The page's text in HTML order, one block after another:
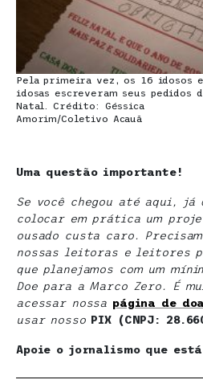
Pela primeira vez, os 16 idosos e
idosas escreveram seus pedidos
Natal. Crédito: Géssica
Amorim/Coletivo Acauã
Uma questão importante!
Se você chegou até aqui, já
colocar em prática um
ousado custa caro.
nossas leitoras e leitores
que planejamos com um
Doe para a Marco Zero. É
acessar nossa página de
usar nosso PIX (CNPJ:
Apoie o jornalismo que